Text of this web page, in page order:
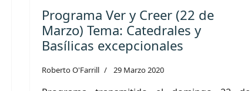
Programa Ver y Creer (22 de
Marzo) Tema: Catedrales y
Basílicas excepcionales
Roberto O'Farrill 29 Marzo 2020